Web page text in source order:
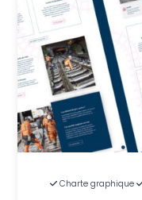
Charte graphique